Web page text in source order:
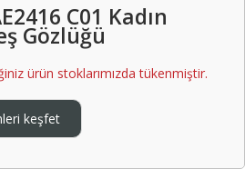
C01 Kadın
Gözlüğü
ürün stoklarımızda tükenmiştir.
keşfet